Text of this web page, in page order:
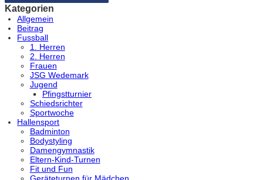
Kategorien
Allgemein
Beitrag
Fussball
1. Herren
2. Herren
Frauen
JSG Wedemark
Jugend
Pfingstturnier
Schiedsrichter
Sportwoche
Hallensport
Badminton
Bodystyling
Damengymnastik
Eltern-Kind-Turnen
Fit und Fun
Geräteturnen für Mädchen